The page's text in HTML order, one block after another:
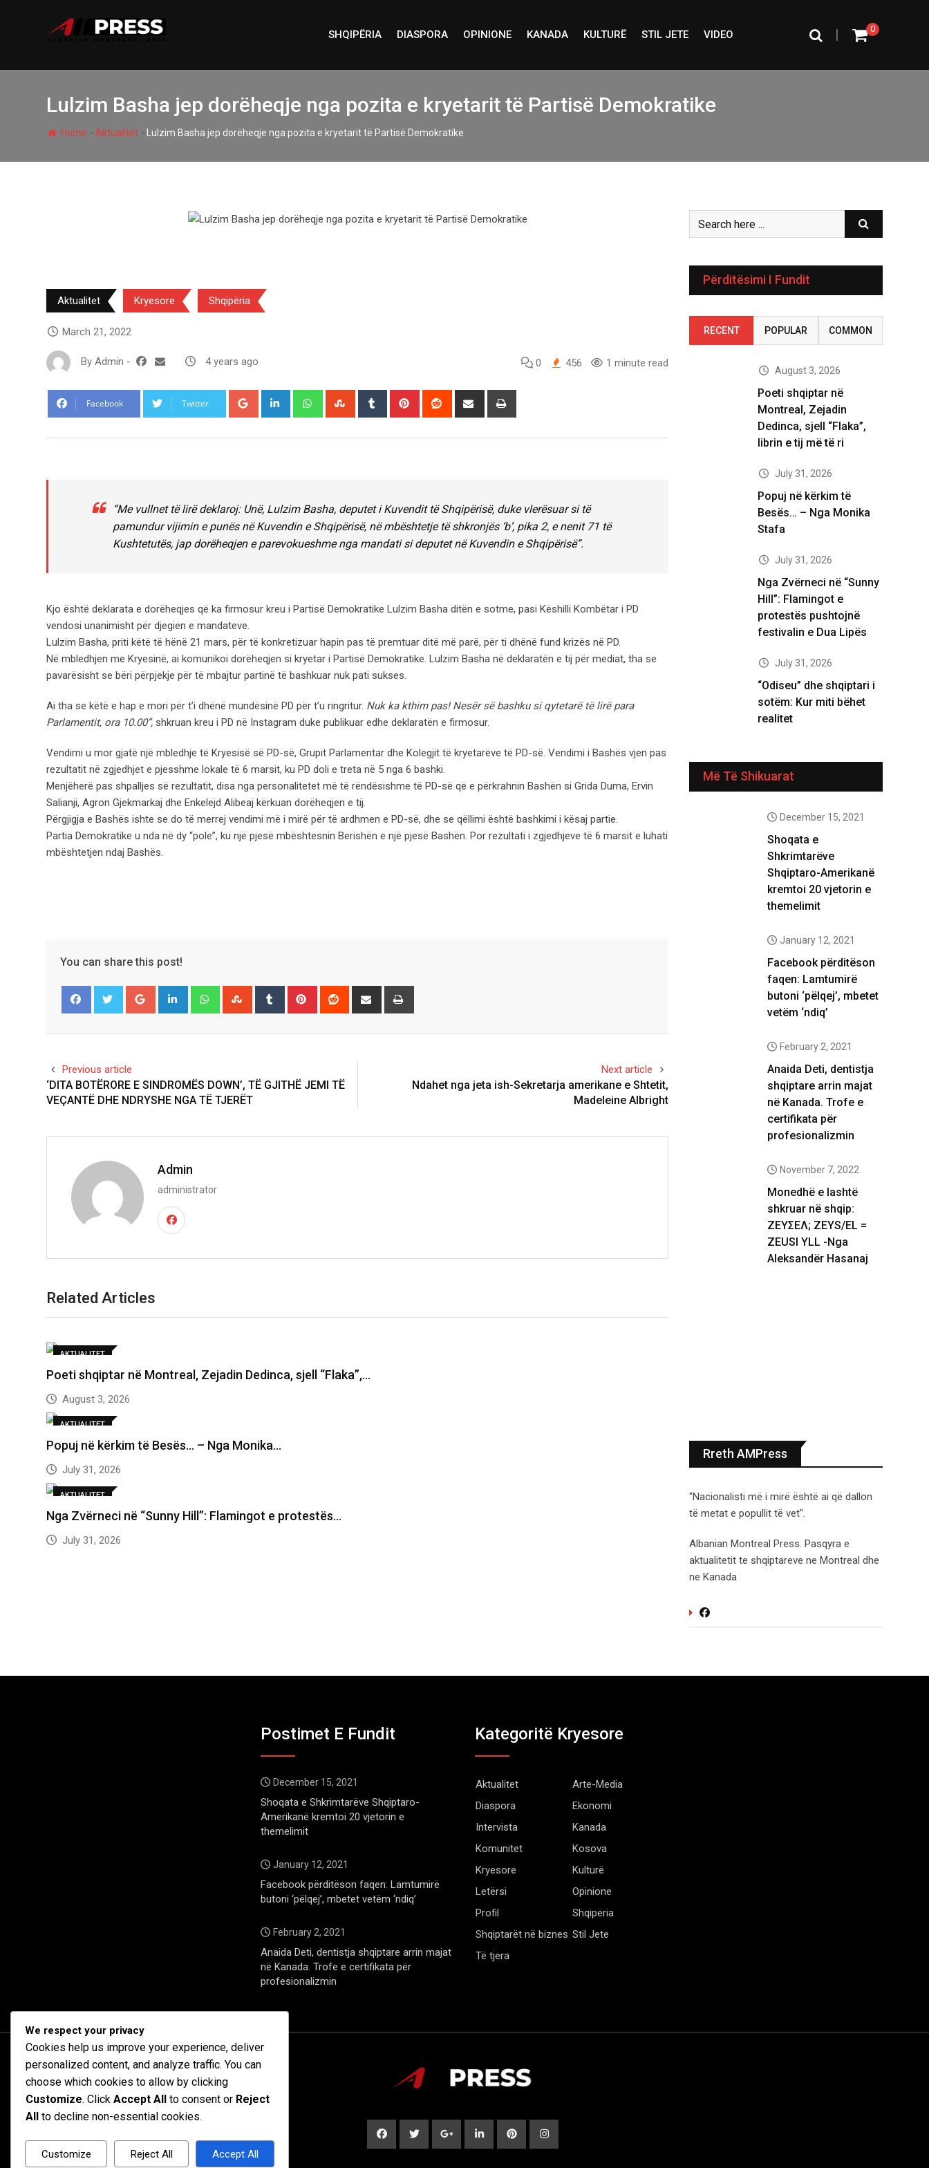
SHQIPËRIA DIASPORA OPINIONE KANADA KULTURË STIL JETE VIDEO 0
|
Lulzim Basha jep dorëheqje nga pozita e kryetarit të Partisë Demokratike
Home - Aktualitet- Lulzim Basha jep dorëheqje nga pozita e kryetarit të Partisë Demokratike
Aktualitet Kryesore Shqipëria
March 21, 2022
By Admin - 4 years ago 0 456 1 minute read
Facebook Twitter Google+ LinkedIn WhatsappStumbleUpon
Tumblr Pinterest Reddit
Share
“Me vullnet të lirë deklaroj: Unë, Lulzim Basha, deputet i Kuvendit të Shqipërisë, duke vlerësuar si të
pamundur vijimin e punës në Kuvendin e Shqipërisë, në mbështetje të shkronjës ‘b’, pika 2, e nenit 71 të
Kushtetutës, jap dorëheqjen e parevokueshme nga mandati si deputet në Kuvendin e Shqipërisë”.
Kjo është deklarata e dorëheqjes që ka firmosur kreu i Partisë Demokratike Lulzim Basha ditën e sotme, pasi Këshilli Kombëtar i PD
vendosi unanimisht për djegien e mandateve.
Lulzim Basha, priti këtë të hënë 21 mars, për të konkretizuar hapin pas të premtuar ditë më parë, për ti dhënë fund krizës në PD.
Në mbledhjen me Kryesinë, ai komunikoi dorëheqjen si kryetar i Partisë Demokratike. Lulzim Basha në deklaratën e tij për mediat, tha se
pavarësisht se bëri përpjekje për të mbajtur partinë të bashkuar nuk pati sukses.
Ai tha se këtë e hap e mori për t’i dhënë mundësinë PD për t’u ringritur. Nuk ka kthim pas! Nesër së bashku si qytetarë të lirë para
Parlamentit, ora 10.00”, shkruan kreu i PD në Instagram duke publikuar edhe deklaratën e firmosur.
Vendimi u mor gjatë një mbledhje të Kryesisë së PD-së, Grupit Parlamentar dhe Kolegjit të kryetarëve të PD-së. Vendimi i Bashës vjen pas
rezultatit në zgjedhjet e pjesshme lokale të 6 marsit, ku PD doli e treta në 5 nga 6 bashki.
Menjëherë pas shpalljes së rezultatit, disa nga personalitetet më të rëndësishme të PD-së që e përkrahnin Bashën si Grida Duma, Ervin
Salianji, Agron Gjekmarkaj dhe Enkelejd Alibeaj kërkuan dorëheqjen e tij.
Përgjigja e Bashës ishte se do të merrej vendimi më i mirë për të ardhmen e PD-së, dhe se qëllimi është bashkimi i kësaj partie.
Partia Demokratike u nda në dy “pole”, ku një pjesë mbështesnin Berishën e një pjesë Bashën. Por rezultati i zgjedhjeve të 6 marsit e luhati
mbështetjen ndaj Bashës.
You can share this post!
Google+ LinkedIn WhatsappStumbleUpon
Tumblr Pinterest Reddit
Share
Previous article
‘DITA BOTËRORE E SINDROMËS DOWN’, TË GJITHË JEMI TË
VEÇANTË DHE NDRYSHE NGA TË TJERËT
Next article
Ndahet nga jeta ish-Sekretarja amerikane e Shtetit,
Madeleine Albright
Admin
administrator
Related Articles
AKTUALITET
Poeti shqiptar në Montreal, Zejadin Dedinca, sjell “Flaka”,…
August 3, 2026
AKTUALITET
Popuj në kërkim të Besës… – Nga Monika…
July 31, 2026
AKTUALITET
Nga Zvërneci në “Sunny Hill”: Flamingot e protestës…
July 31, 2026
Përditësimi I Fundit
RECENT POPULAR COMMON
August 3, 2026
Poeti shqiptar në
Montreal, Zejadin
Dedinca, sjell “Flaka”,
librin e tij më të ri
July 31, 2026
Popuj në kërkim të
Besës… – Nga Monika
Stafa
July 31, 2026
Nga Zvërneci në “Sunny
Hill”: Flamingot e
protestës pushtojnë
festivalin e Dua Lipës
July 31, 2026
“Odiseu” dhe shqiptari i
sotëm: Kur miti bëhet
realitet
Më Të Shikuarat
December 15, 2021
Shoqata e
Shkrimtarëve
Shqiptaro-Amerikanë
kremtoi 20 vjetorin e
themelimit
January 12, 2021
Facebook përditëson
faqen: Lamtumirë
butoni ‘pëlqej’, mbetet
vetëm ‘ndiq’
February 2, 2021
Anaida Deti, dentistja
shqiptare arrin majat
në Kanada. Trofe e
certifikata për
profesionalizmin
November 7, 2022
Monedhë e lashtë
shkruar në shqip:
ΖΕΥΣΕΛ; ZEYS/EL =
ZEUSI YLL -Nga
Aleksandër Hasanaj
Rreth AMPress
"Nacionalisti më i mirë është ai që dallon
të metat e popullit të vet".
Albanian Montreal Press. Pasqyra e
aktualitetit te shqiptareve ne Montreal dhe
ne Kanada
Postimet E Fundit
December 15, 2021
Shoqata e Shkrimtarëve Shqiptaro-
Amerikanë kremtoi 20 vjetorin e
themelimit
January 12, 2021
Facebook përditëson faqen: Lamtumirë
butoni ‘pëlqej’, mbetet vetëm ‘ndiq’
February 2, 2021
Anaida Deti, dentistja shqiptare arrin majat
në Kanada. Trofe e certifikata për
profesionalizmin
Kategoritë Kryesore
Aktualitet
Arte-Media
Diaspora
Ekonomi
Intervista
Kanada
Komunitet
Kosova
Kryesore
Kulturë
Letërsi
Opinione
Profil
Shqipëria
Shqiptarët në biznes Stil Jete
Të tjera
We respect your privacy
Cookies help us improve your experience, deliver
personalized content, and analyze traffic. You can
choose which cookies to allow by clicking
Customize. Click Accept All to consent or Reject
All
to decline non-essential cookies.
Customize Reject All Accept All